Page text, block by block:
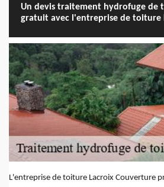
Un devis traitement hydrofuge de
gratuit avec l'entreprise de toiture
L'entreprise de toiture Lacroix Couverture